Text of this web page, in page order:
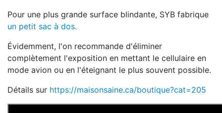
Pour une plus grande surface blindante, SYB fabrique
un petit sac à dos.
Évidemment, l'on recommande d'éliminer
complètement l'exposition en mettant le cellulaire en
mode avion ou en l'éteignant le plus souvent possible.
Détails sur https://maisonsaine.ca/boutique?cat=205